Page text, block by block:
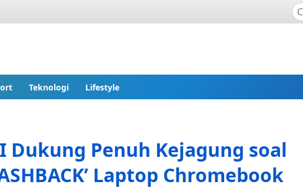
Teknologi Lifestyle
Dukung Penuh Kejagung soal
Laptop Chromebook